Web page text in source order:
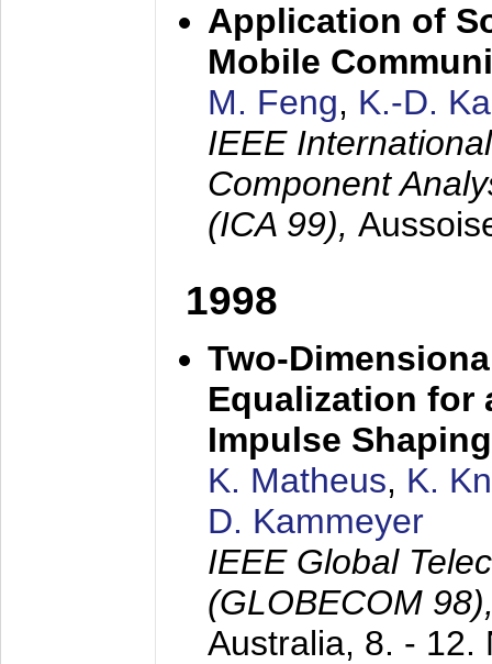
Application of
Mobile
M. Feng, K.-D.
IEEE
Component
(ICA 99),
1998
Two-
Equalization for
Impulse
K. Matheus, K.
D. Kammeyer
IEEE Global
(GLOBECOM
Australia, 8. - 12.